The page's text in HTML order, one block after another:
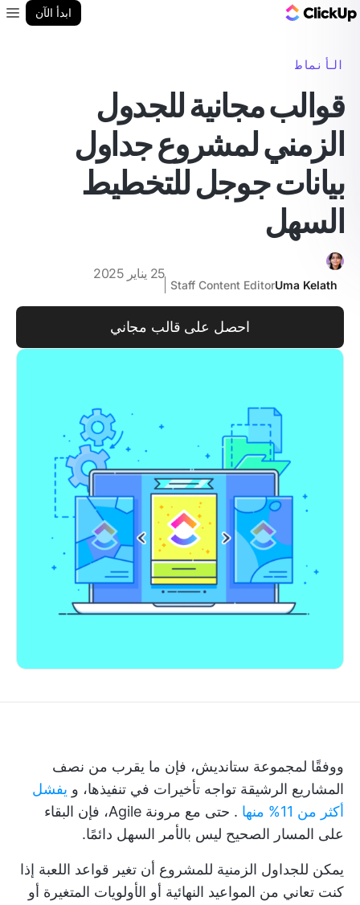
ابدأ الآن
الأنماط
قوالب مجانية للجدول
الزمني لمشروع جداول
بيانات جوجل للتخطيط
السهل
Uma Kelath
Staff Content Editor
25 يناير 2025
احصل على قالب مجاني
ووفقًا لمجموعة ستانديش، فإن ما يقرب من نصف
المشاريع الرشيقة تواجه تأخيرات في تنفيذها، و يفشل
أكثر من 11% منها
. حتى مع مرونة Agile، فإن البقاء
على المسار الصحيح ليس بالأمر السهل دائمًا.
يمكن للجداول الزمنية للمشروع أن تغير قواعد اللعبة إذا
كنت تعاني من المواعيد النهائية أو الأولويات المتغيرة أو